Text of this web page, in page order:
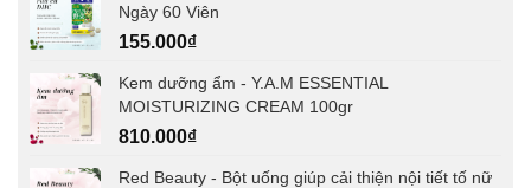
Ngày 60 Viên
155.000₫
Kem dưỡng ẩm - Y.A.M ESSENTIAL
MOISTURIZING CREAM 100gr
810.000₫
Red Beauty - Bột uống giúp cải thiện nội tiết tố nữ